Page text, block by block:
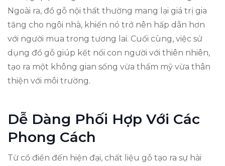
Ngoài ra, đồ gỗ nội thất thường mang lại giá trị gia
tăng cho ngôi nhà, khiến nó trở nên hấp dẫn hơn
với người mua trong tương lai. Cuối cùng, việc sử
dụng đồ gỗ giúp kết nối con người với thiên nhiên,
tạo ra một không gian sống vừa thẩm mỹ vừa thân
thiện với môi trường.
Dễ Dàng Phối Hợp Với Các
Phong Cách
Từ cổ điển đến hiện đại, chất liệu gỗ tạo ra sự hài